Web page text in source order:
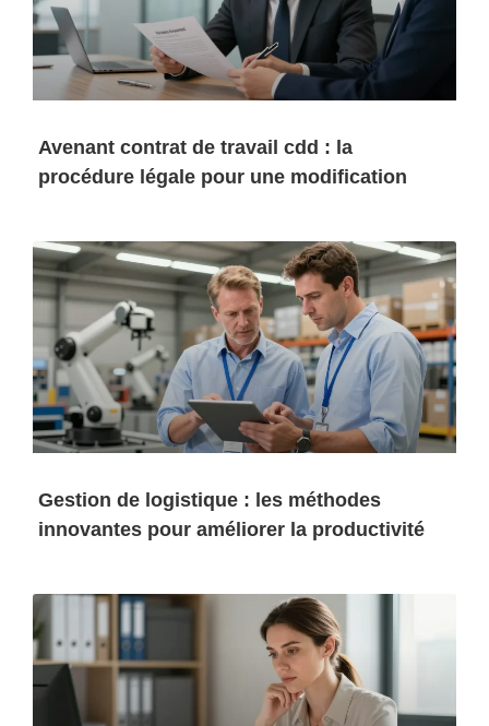
Avenant contrat de travail cdd : la
procédure légale pour une modification
Gestion de logistique : les méthodes
innovantes pour améliorer la productivité